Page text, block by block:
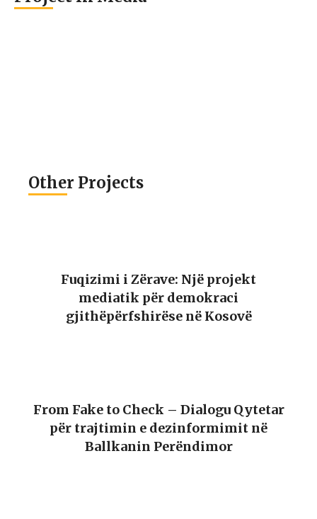
Other Projects
Fuqizimi i Zërave: Një projekt
mediatik për demokraci
gjithëpërfshirëse në Kosovë
From Fake to Check – Dialogu Qytetar
për trajtimin e dezinformimit në
Ballkanin Perëndimor